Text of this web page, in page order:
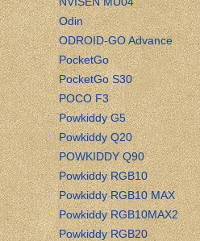
Odin
ODROID-GO Advance
PocketGo
PocketGo S30
POCO F3
Powkiddy G5
Powkiddy Q20
POWKIDDY Q90
Powkiddy RGB10
Powkiddy RGB10 MAX
Powkiddy RGB10MAX2
Powkiddy RGB20